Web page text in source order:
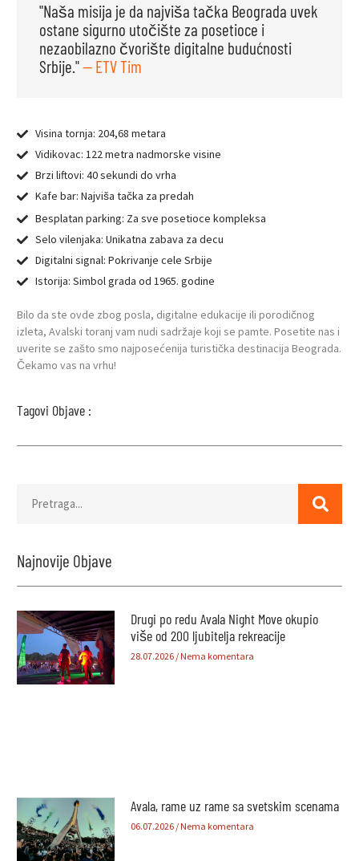
"Naša misija je da najviša tačka Beograda uvek
ostane sigurno utočište za posetioce i
nezaobilazno čvorište digitalne budućnosti
Srbije."— ETV Tim
Visina tornja: 204,68 metara
Vidikovac: 122 metra nadmorske visine
Brzi liftovi: 40 sekundi do vrha
Kafe bar: Najviša tačka za predah
Besplatan parking: Za sve posetioce kompleksa
Selo vilenjaka: Unikatna zabava za decu
Digitalni signal: Pokrivanje cele Srbije
Istorija: Simbol grada od 1965. godine
Bilo da ste ovde zbog posla, digitalne edukacije ili porodičnog
izleta, Avalski toranj vam nudi sadržaje koji se pamte. Posetite nas i
uverite se zašto smo najposećenija turistička destinacija Beograda.
Čekamo vas na vrhu!
Tagovi Objave :
Najnovije Objave
Drugi po redu Avala Night Move okupio
više od 200 ljubitelja rekreacije
28.07.2026 Nema komentara
Avala, rame uz rame sa svetskim scenama
06.07.2026 Nema komentara